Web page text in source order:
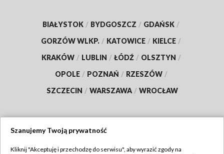
BIAŁYSTOK / BYDGOSZCZ / GDAŃSK /
GORZÓW WLKP. / KATOWICE / KIELCE /
KRAKÓW / LUBLIN / ŁÓDŹ / OLSZTYN /
OPOLE / POZNAŃ / RZESZÓW /
SZCZECIN / WARSZAWA / WROCŁAW
Szanujemy Twoją prywatność
Kliknij "Akceptuję i przechodzę do serwisu", aby wyrazić zgody na